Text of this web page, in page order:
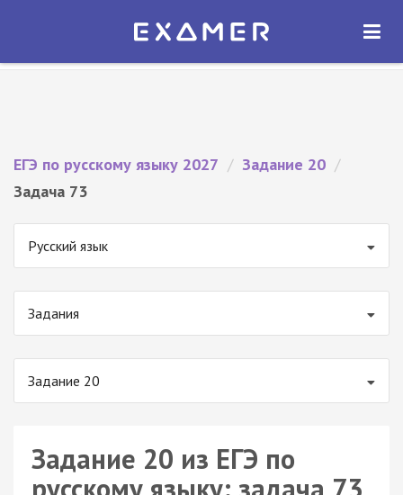
Экзамер — ЕГЭ 2027
ОТКРЫТЬ
ЕГЭ по русскому языку 2027 / Задание 20 /
Задача 73
Русский язык
Задания
Задание 20
Задание 20 из ЕГЭ по